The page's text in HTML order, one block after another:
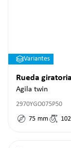
Variantes
Rueda
Agila twin
2970YGO075P50
75 mm 102